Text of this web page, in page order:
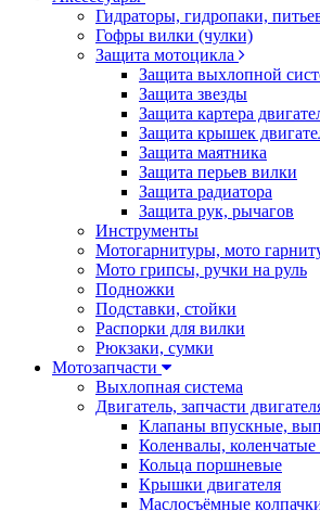
Гидраторы, гидропаки,
Гофры вилки (чулки)
Защита мотоцикла
Защита выхлопной
Защита звезды
Защита картера
Защита крышек
Защита маятника
Защита перьев вилки
Защита радиатора
Защита рук, рычагов
Инструменты
Мотогарнитуры, мото
Мото грипсы, ручки на руль
Подножки
Подставки, стойки
Распорки для вилки
Рюкзаки, сумки
Мотозапчасти
Выхлопная система
Двигатель, запчасти
Клапаны впускные,
Коленвалы,
Кольца поршневые
Крышки двигателя
Маслосъёмные